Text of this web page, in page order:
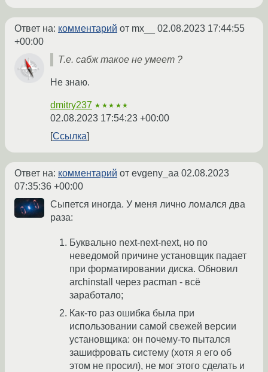
Ответ на: комментарий от mx__ 02.08.2023 17:44:55
+00:00
Т.е. сабж такое не умеет ?
Не знаю.
dmitry237 ★★★★★
02.08.2023 17:54:23 +00:00
Ссылка
Ответ на: комментарий от evgeny_aa 02.08.2023
07:35:36 +00:00
Сыпется иногда. У меня лично ломался два
раза:
Буквально next-next-next, но по
неведомой причине установщик падает
при форматировании диска. Обновил
archinstall через pacman - всё
заработало;
Как-то раз ошибка была при
использовании самой свежей версии
установщика: он почему-то пытался
зашифровать систему (хотя я его об
этом не просил), не мог этого сделать и